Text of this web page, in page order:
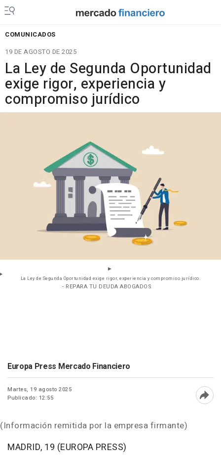
COMUNICADOS
19 DE AGOSTO DE 2025
La Ley de Segunda Oportunidad
exige rigor, experiencia y
compromiso jurídico
La Ley de Segunda Oportunidad exige rigor, experiencia y compromiso jurídico.
- REPARA TU DEUDA ABOGADOS
Europa Press Mercado Financiero
Martes, 19 agosto 2025
Publicado: 12:55
(Información remitida por la empresa firmante)
MADRID, 19 (EUROPA PRESS)